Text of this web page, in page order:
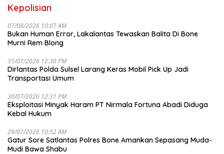
Kepolisian
07/08/2026 10:07 AM
Bukan Human Error, Lakalantas Tewaskan Balita Di Bone
Murni Rem Blong
31/07/2026 12:30 PM
Dirlantas Polda Sulsel Larang Keras Mobil Pick Up Jadi
Transportasi Umum
30/07/2026 12:31 PM
Eksploitasi Minyak Haram PT Nirmala Fortuna Abadi Diduga
Kebal Hukum
29/07/2026 10:52 AM
Gatur Sore Satlantas Polres Bone Amankan Sepasang Muda-
Mudi Bawa Shabu